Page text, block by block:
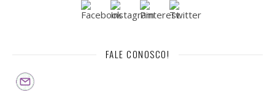
FALE CONOSCO!